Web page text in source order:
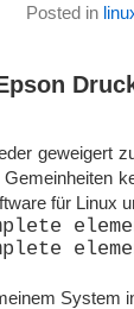
Posted in
geweigert
für Linux
System